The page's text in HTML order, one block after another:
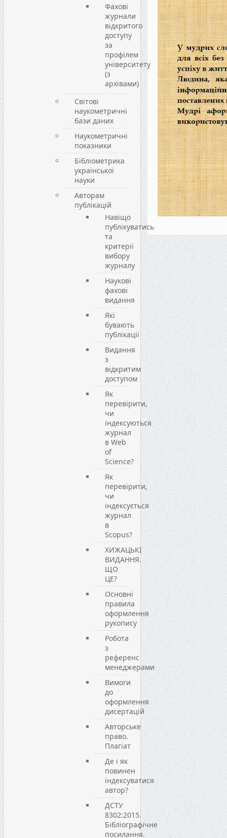
Фахові
журнали
відкритого
доступу
за
профілем
університету
(з
архівами)
Світові
наукометричні
бази даних
Наукометричні
показники
Бібліометрика
української
науки
Авторам
публікацій
Навіщо
публікуватись
та
критерії
вибору
журналу
Наукові
фахові
видання
Які
бувають
публікації
Видання
з
відкритим
доступом
Як
перевірити,
чи
індексуються
журнал
в Web
of
Science?
Як
перевірити,
чи
індексується
журнал
в
Scopus?
ХИЖАЦЬКІ
ВИДАННЯ.
ЩО
ЦЕ?
Основні
правила
оформлення
рукопису
Робота
з
референс
менеджерами
Вимоги
до
оформлення
дисертацій
Авторське
право.
Плагіат
Де і як
повинен
індексуватися
автор?
ДСТУ
8302:2015.
Бібліографічне
посилання.